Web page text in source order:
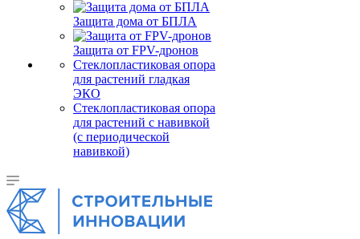
Защита дома от БПЛА
Защита от FPV-дронов
Стеклопластиковая опора
для растений гладкая
ЭКО
Стеклопластиковая опора
для растений с навивкой
(с периодической
навивкой)